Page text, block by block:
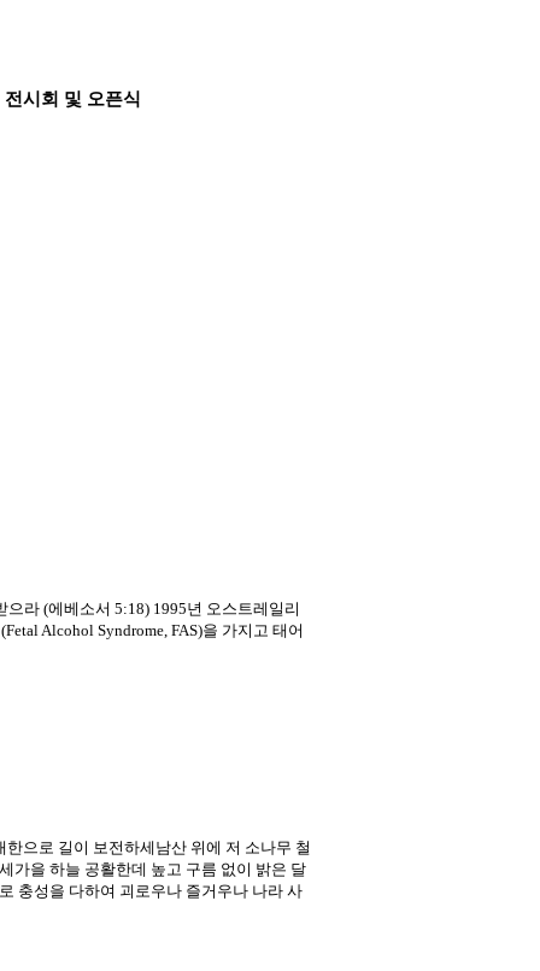
시회 및 오픈식
라 (에베소서 5:18) 1995년 오스트레일리
Alcohol Syndrome, FAS)을 가지고 태어
으로 길이 보전하세남산 위에 저 소나무 철
가을 하늘 공활한데 높고 구름 없이 밝은 달
충성을 다하여 괴로우나 즐거우나 나라 사